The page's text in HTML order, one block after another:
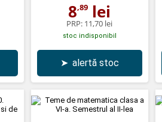
8,89 lei
PRP: 11,70 lei
stoc indisponibil
➤ alertă stoc